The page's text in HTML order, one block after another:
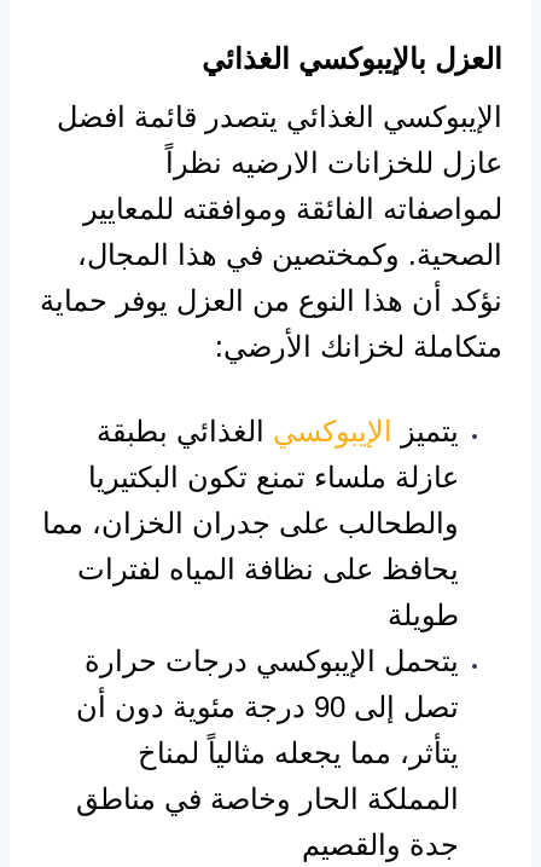
العزل بالإيبوكسي الغذائي
الإيبوكسي الغذائي يتصدر قائمة افضل
عازل للخزانات الارضيه نظراً
لمواصفاته الفائقة وموافقته للمعايير
الصحية. وكمختصين في هذا المجال،
نؤكد أن هذا النوع من العزل يوفر حماية
متكاملة لخزانك الأرضي:
يتميز الإيبوكسي الغذائي بطبقة
عازلة ملساء تمنع تكون البكتيريا
والطحالب على جدران الخزان، مما
يحافظ على نظافة المياه لفترات
طويلة
يتحمل الإيبوكسي درجات حرارة
تصل إلى 90 درجة مئوية دون أن
يتأثر، مما يجعله مثالياً لمناخ
المملكة الحار وخاصة في مناطق
جدة والقصيم